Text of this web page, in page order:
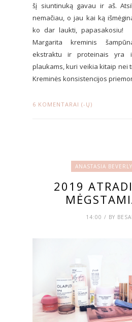
šį siuntinuką gavau ir aš.
nemačiau, o jau kai ką
ko dar laukti, papasakosiu!
Margarita kreminis
ekstraktu ir proteinais yra
plaukams, kuri veikia kitaip nei
Kreminės konsistencijos
6 KOMENTARAI (-Ų)
ANASTASIA
2019
14:00 / BY